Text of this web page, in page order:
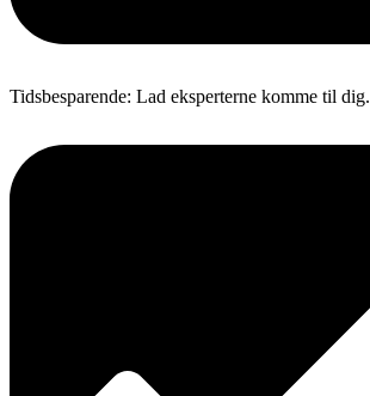
Tidsbesparende: Lad eksperterne komme til dig.